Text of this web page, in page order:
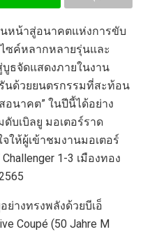
นหน้าสู่อนาคตแห่งการขับ
ซค์หลากหลายรุ่นและ
ธจัดแสดงภายในงาน
นด้วยยนตรกรรมที่สะท้อน
อนาคต” ในปีนี้ได้อย่าง
บเบิลยู มอเตอร์ราด
ให้ผู้เข้าชมงานมอเตอร์
Challenger 1-3 เมืองทอง
ย่างทรงพลังด้วยบีเอ็
Coupé (50 Jahre M